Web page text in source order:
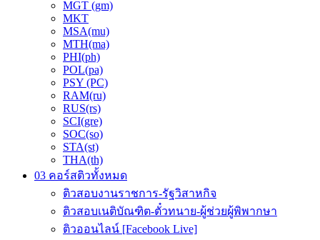
MGT (gm)
MKT
MSA(mu)
MTH(ma)
PHI(ph)
POL(pa)
PSY (PC)
RAM(ru)
RUS(rs)
SCI(gre)
SOC(so)
STA(st)
THA(th)
03 คอร์สติวทั้งหมด
ติวสอบงานราชการ-รัฐวิสาหกิจ
ติวสอบเนติบัณฑิต-ตั๋วทนาย-ผู้ช่วยผู้พิพากษา
ติวออนไลน์ [Facebook Live]